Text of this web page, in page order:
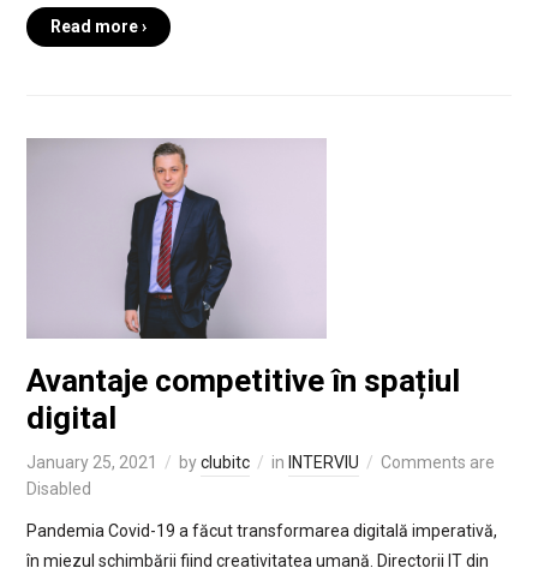
Read more ›
Avantaje competitive în spațiul
digital
January 25, 2021 byclubitc in INTERVIU
Comments are
Disabled
Pandemia Covid-19 a făcut transformarea digitală imperativă,
în miezul schimbării fiind creativitatea umană. Directorii IT din